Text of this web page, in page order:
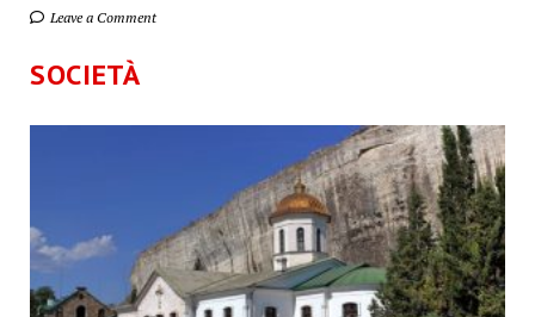
Leave a Comment
SOCIETÀ